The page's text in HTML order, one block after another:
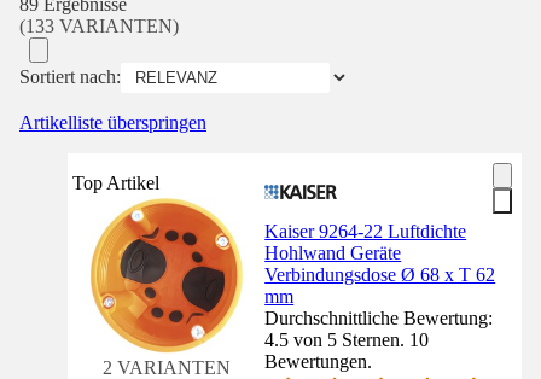
89 Ergebnisse
(133 VARIANTEN)
Sortiert nach:
Artikelliste überspringen
Top Artikel
2 VARIANTEN
Kaiser 9264-22 Luftdichte
Hohlwand Geräte
Verbindungsdose Ø 68 x T 62
mm
Durchschnittliche Bewertung:
4.5 von 5 Sternen. 10
Bewertungen.